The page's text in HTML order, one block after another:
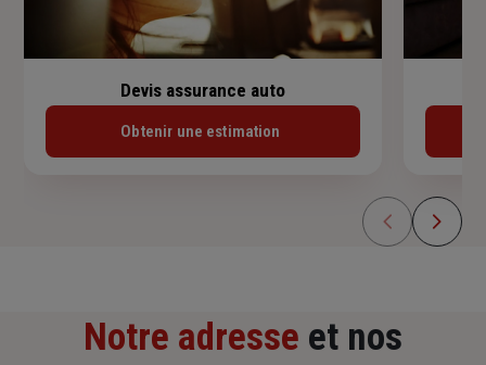
Devis assurance auto
Obtenir une estimation
Notre adresse et nos